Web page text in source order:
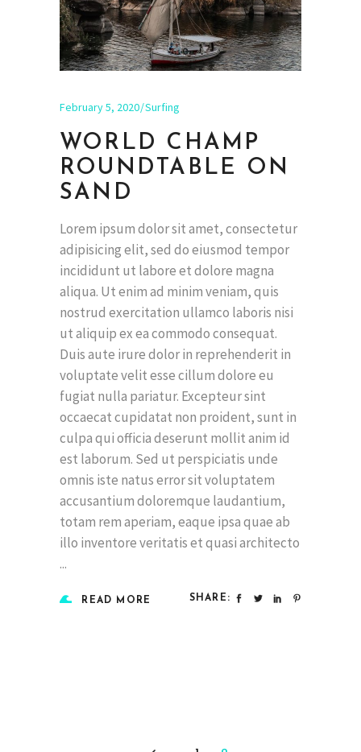
February 5, 2020 Surfing
WORLD CHAMP
ROUNDTABLE ON
SAND
Lorem ipsum dolor sit amet, consectetur
adipisicing elit, sed do eiusmod tempor
incididunt ut labore et dolore magna
aliqua. Ut enim ad minim veniam, quis
nostrud exercitation ullamco laboris nisi
ut aliquip ex ea commodo consequat.
Duis aute irure dolor in reprehenderit in
voluptate velit esse cillum dolore eu
fugiat nulla pariatur. Excepteur sint
occaecat cupidatat non proident, sunt in
culpa qui officia deserunt mollit anim id
est laborum. Sed ut perspiciatis unde
omnis iste natus error sit voluptatem
accusantium doloremque laudantium,
totam rem aperiam, eaque ipsa quae ab
illo inventore veritatis et quasi architecto
READ MORE SHARE: